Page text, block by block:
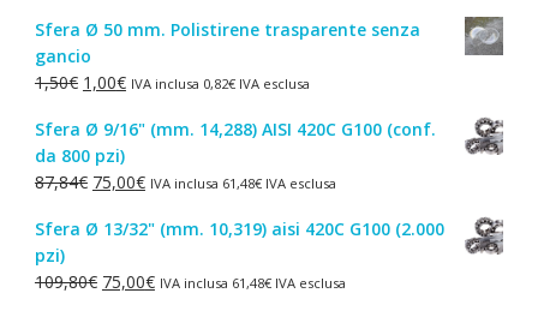
originale
era:
4,30€.
attuale
2,50€.
Sfera Ø 50 mm. Polistirene trasparente senza
gancio
1,50€ Il
originale
era:
1,50€.
1,00€Il
attuale
è:
1,00€.
IVA inclusa 0,82€IVA esclusa
Sfera Ø 9/16" (mm. 14,288) AISI 420C G100 (conf.
da 800 pzi)
87,84€ Il
originale
87,84€.
75,00€Il
attuale
75,00€.
IVA inclusa 61,48€IVA esclusa
Sfera Ø 13/32" (mm. 10,319) aisi 420C G100 (2.000
pzi)
109,80€ Il
75,00€IlIVA inclusa 61,48€IVA esclusa